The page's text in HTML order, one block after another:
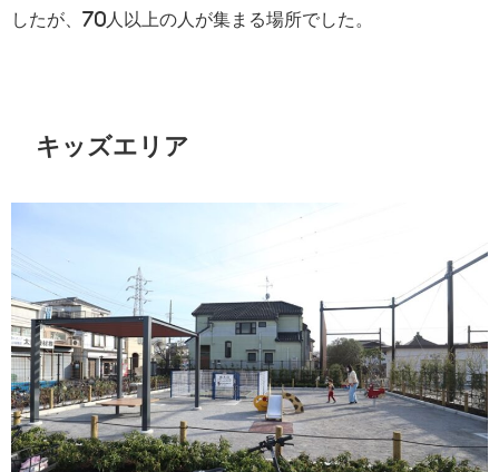
したが、70人以上の人が集まる場所でした。
キッズエリア